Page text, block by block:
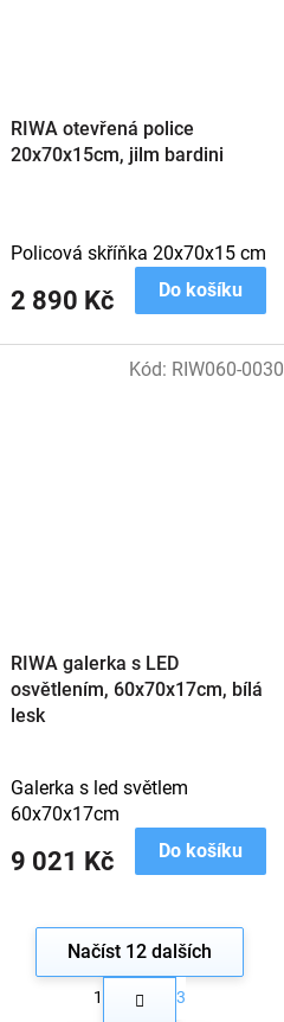
RIWA otevřená police
20x70x15cm, jilm bardini
2 890 Kč Do košíku
Policová skříňka 20x70x15 cm
RIWA galerka s LED
osvětlením, 60x70x17cm, bílá
lesk
9 021 Kč Do košíku
Galerka s led světlem
60x70x17cm
Kód: RIW060-0030
O
Načíst 12 dalších
S
t
1 3